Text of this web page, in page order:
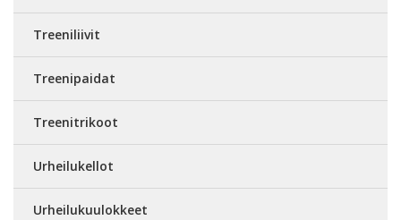
Treeniliivit
Treenipaidat
Treenitrikoot
Urheilukellot
Urheilukuulokkeet